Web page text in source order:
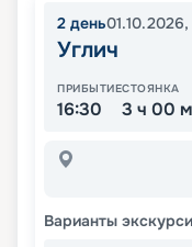
2 день01.10.2026,
Углич
ПРИБЫТИЕ
16:30
СТОЯНКА
3 ч 00
Варианты